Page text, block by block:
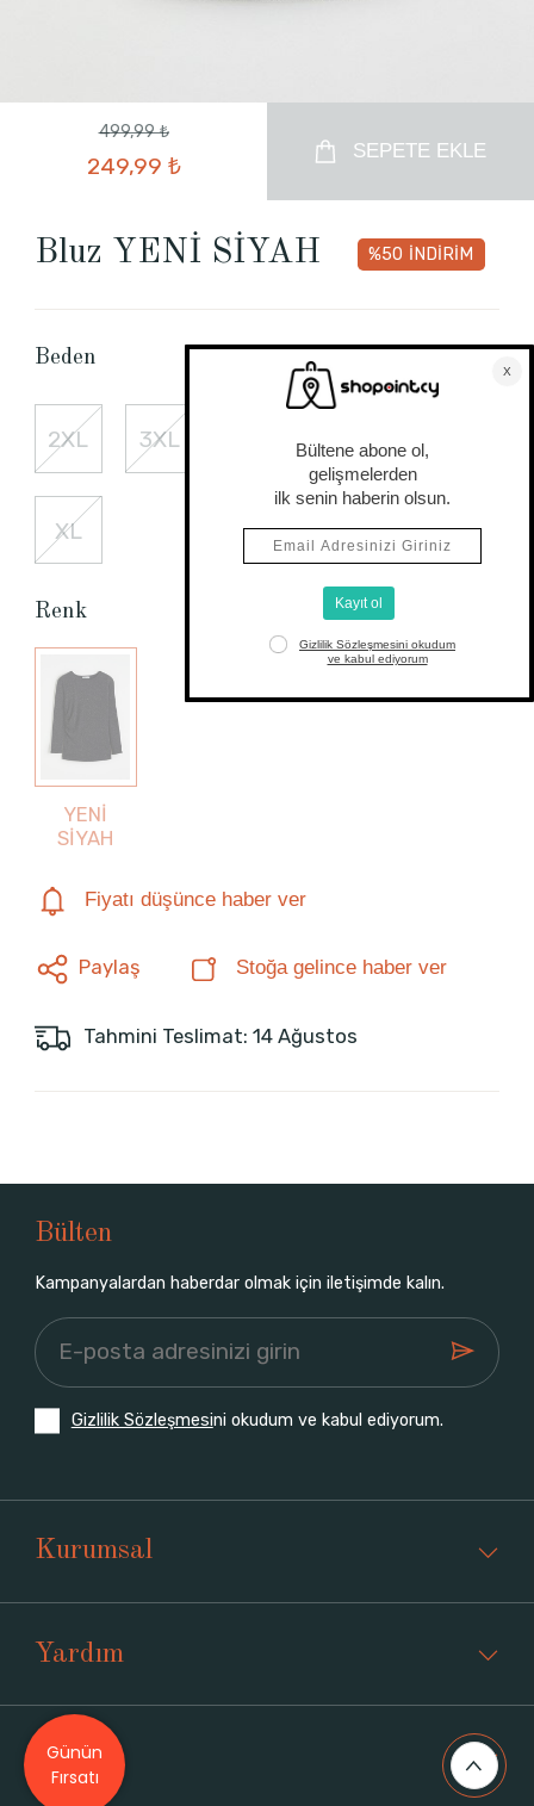
499,99 ₺
249,99 ₺
SEPETE EKLE
Bluz YENİ SİYAH %50 İNDİRİM
Beden Beden Tablosu
2XL 3XL M
XL
Renk
YENİ
SİYAH
Fiyatı düşünce haber ver
Paylaş Stoğa gelince haber ver
Tahmini Teslimat: 14 Ağustos
Bülten
Kampanyalardan haberdar olmak için iletişimde kalın.
Gizlilik Sözleşmesini okudum ve kabul ediyorum.
Kurumsal
Yardım
Üyelik
Günün
Fırsatı